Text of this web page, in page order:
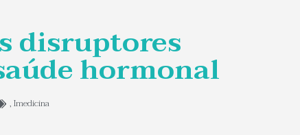
disruptores
hormonal
,Imedicina